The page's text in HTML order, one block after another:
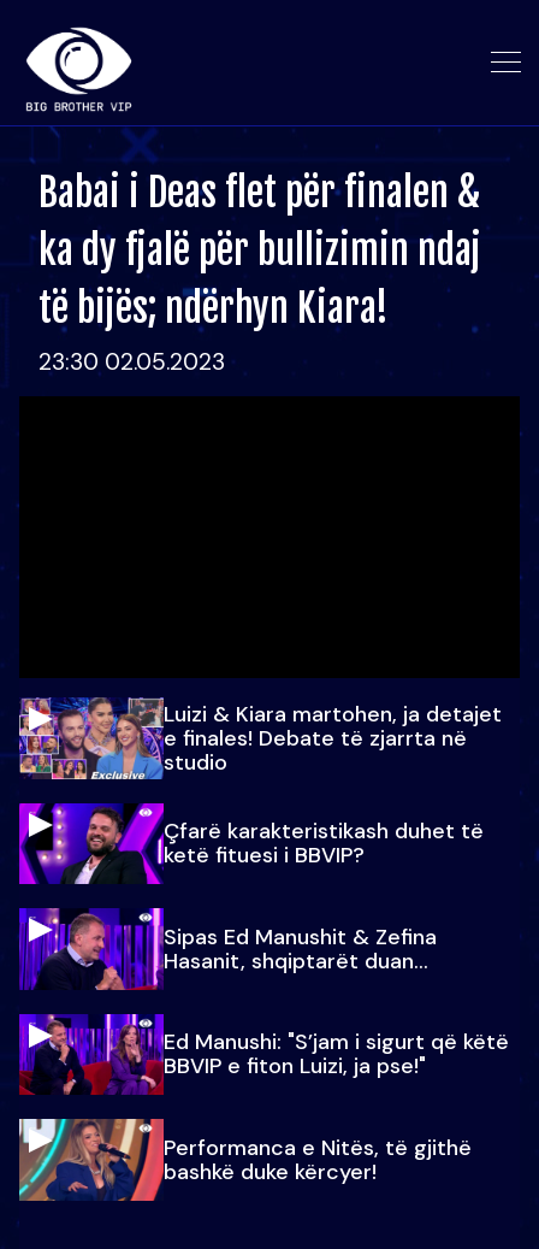
Babai i Deas flet për finalen &
ka dy fjalë për bullizimin ndaj
të bijës; ndërhyn Kiara!
23:30 02.05.2023
Luizi & Kiara martohen, ja detajet
e finales! Debate të zjarrta në
studio
Çfarë karakteristikash duhet të
ketë fituesi i BBVIP?
Sipas Ed Manushit & Zefina
Hasanit, shqiptarët duan...
Ed Manushi: "S’jam i sigurt që këtë
BBVIP e fiton Luizi, ja pse!"
Performanca e Nitës, të gjithë
bashkë duke kërcyer!